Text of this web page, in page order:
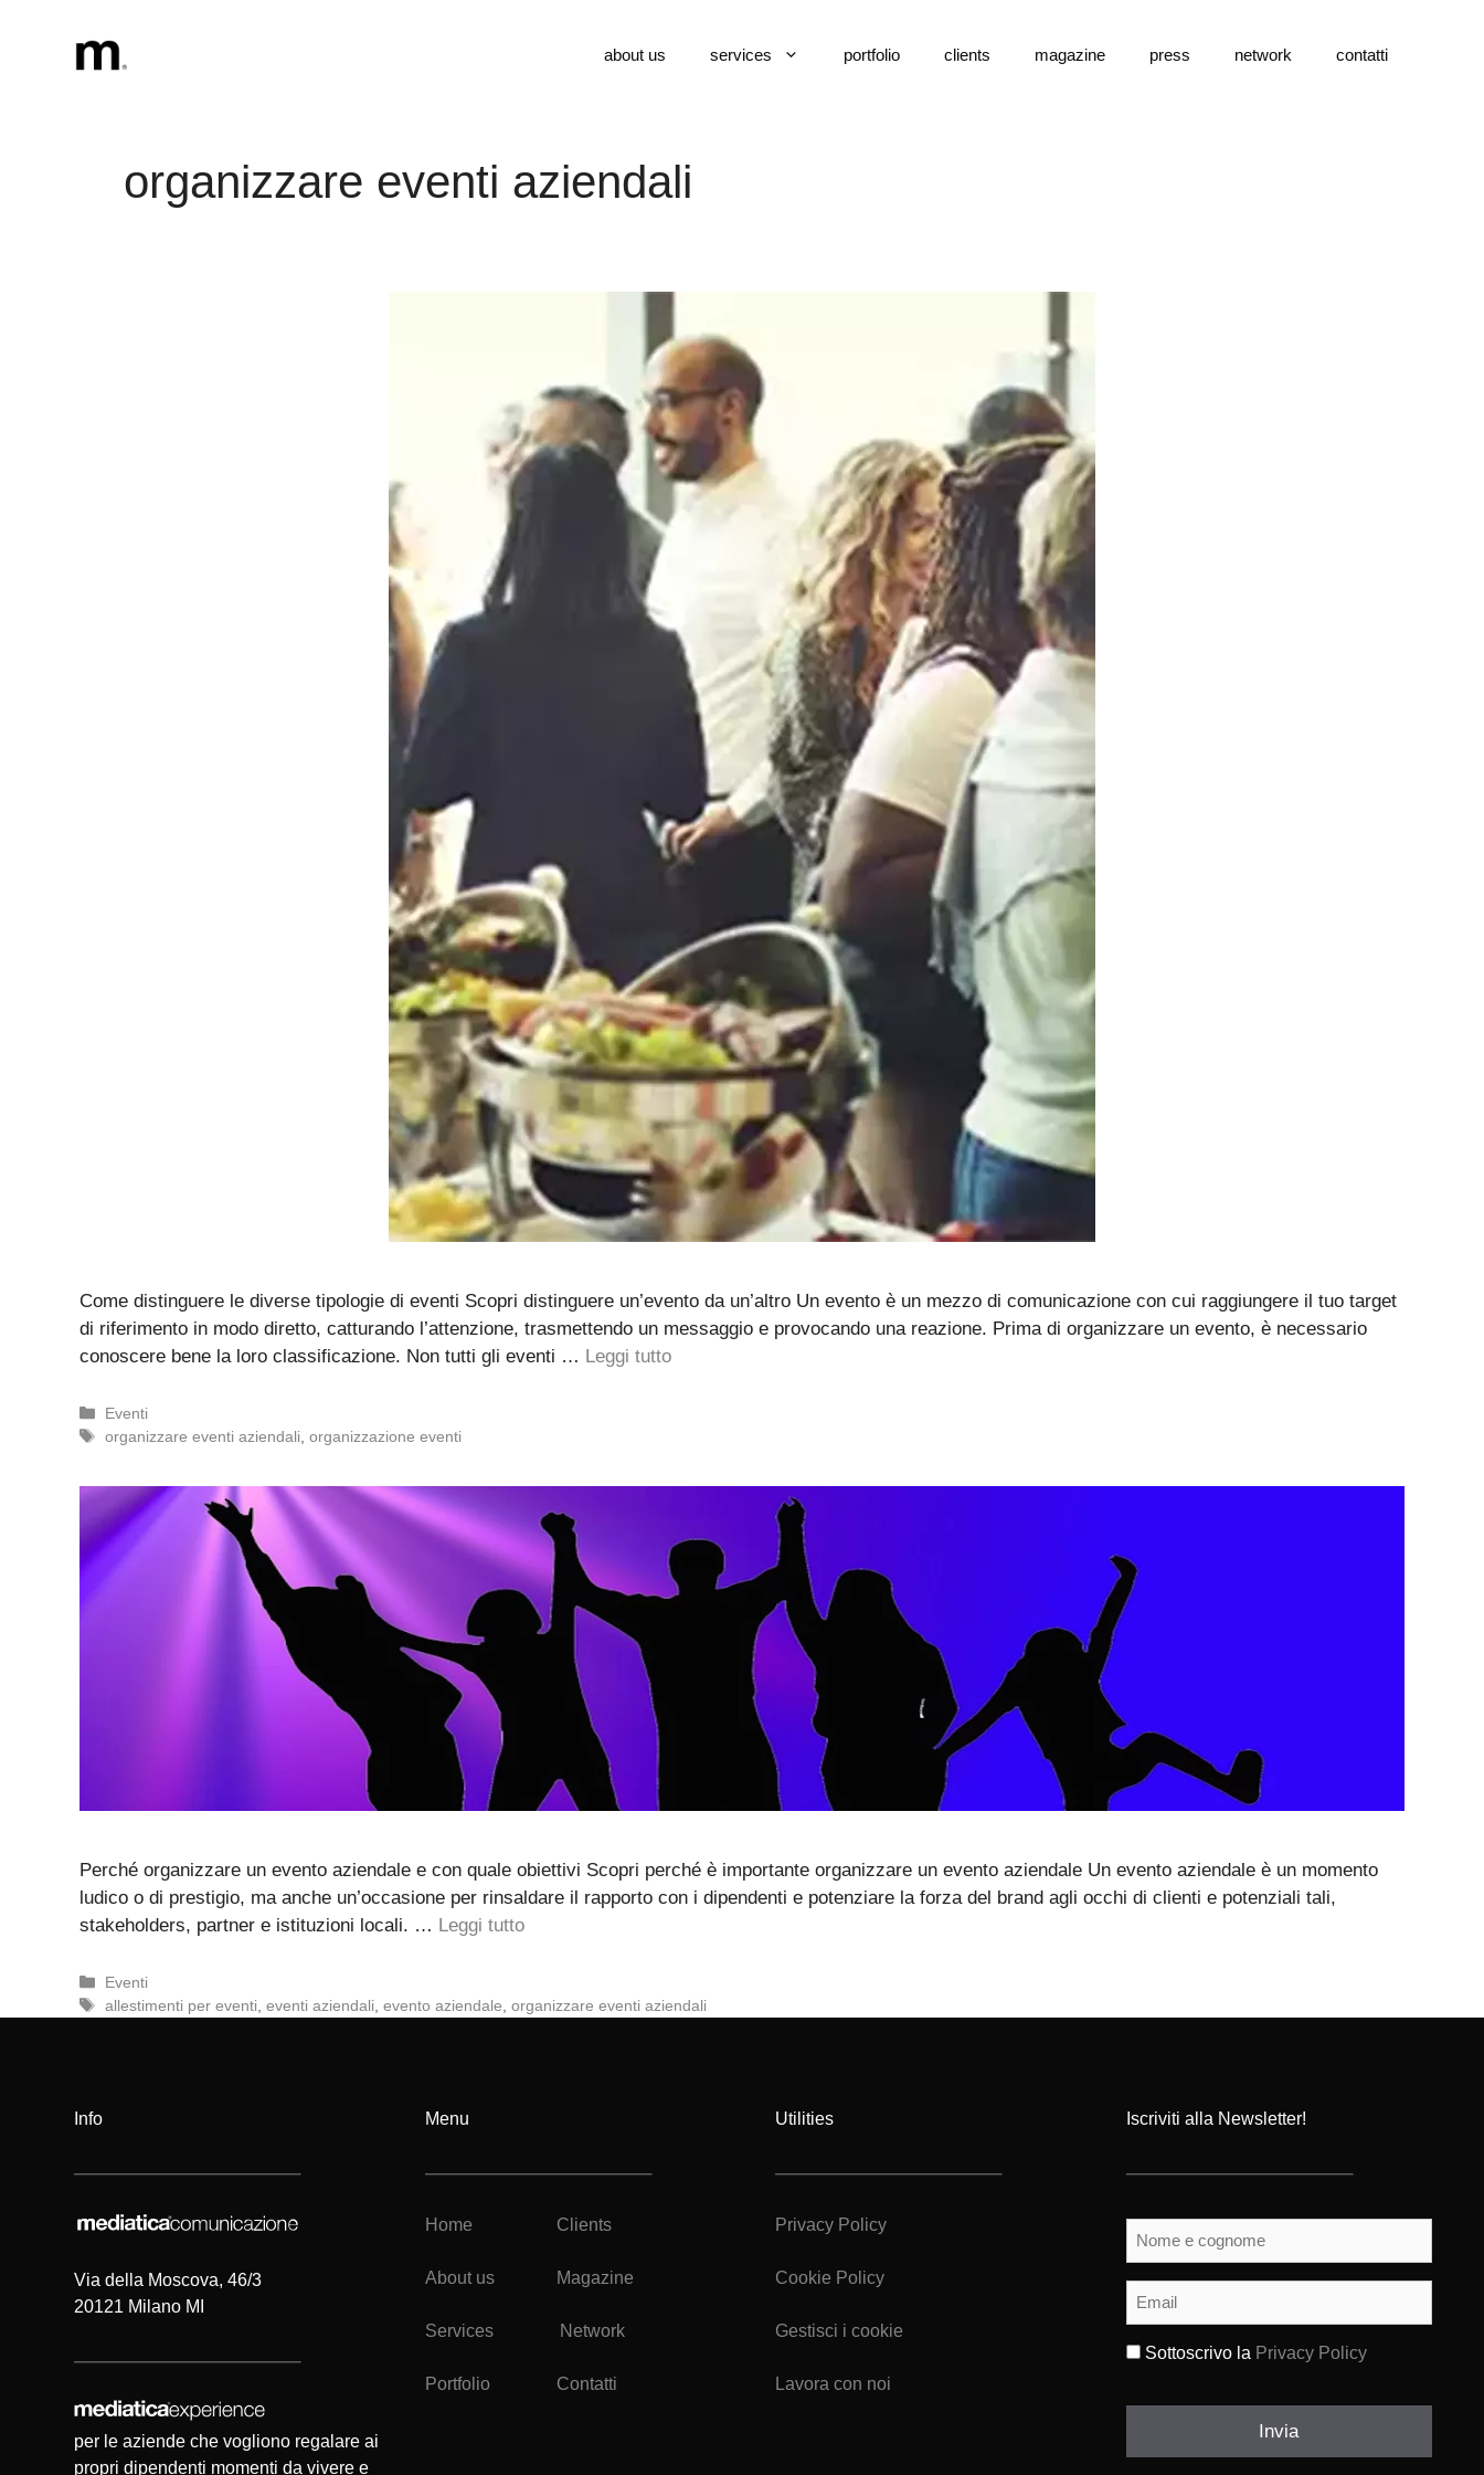
contenuto
about us services portfolio clients magazine press network contatti
organizzare eventi aziendali
Come distinguere le diverse tipologie di eventi Scopri distinguere un’evento da un’altro Un evento è un mezzo di comunicazione con cui raggiungere il tuo target
di riferimento in modo diretto, catturando l’attenzione, trasmettendo un messaggio e provocando una reazione. Prima di organizzare un evento, è necessario
conoscere bene la loro classificazione. Non tutti gli eventi … Leggi tutto
Categorie
Eventi
Tag
organizzare eventi aziendali ,organizzazione eventi
Perché organizzare un evento aziendale e con quale obiettivi Scopri perché è importante organizzare un evento aziendale Un evento aziendale è un momento
ludico o di prestigio, ma anche un’occasione per rinsaldare il rapporto con i dipendenti e potenziare la forza del brand agli occhi di clienti e potenziali tali,
stakeholders, partner e istituzioni locali. … Leggi tutto
Categorie
Eventi
Tag
allestimenti per eventi ,eventi aziendali ,evento aziendale ,organizzare eventi aziendali
Info
Via della Moscova, 46/3
20121 Milano MI
per le aziende che vogliono regalare ai
propri dipendenti momenti da vivere e
Menu
Home Clients
About us Magazine
Services Network
Portfolio Contatti
Utilities
Privacy Policy
Cookie Policy
Gestisci i cookie
Lavora con noi
Iscriviti alla Newsletter!
Nome
cognome(Obbligatorio)
Email (Obbligatorio)
Sottoscrivo la Privacy Policy
Invia